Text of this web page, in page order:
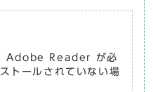
Adobe Reader が必
トールされていない場